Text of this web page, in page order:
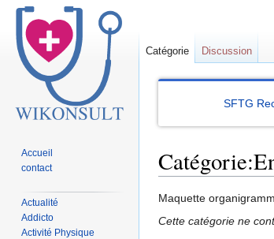
SFTG
Sauter
à
Sauter
à
Maquette
Cette catégorie ne
Catégorie Discussion
Accueil
contact
Actualité
Addicto
Activité Physique